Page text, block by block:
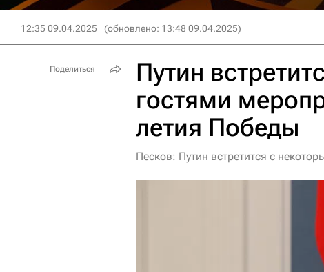
12:35 09.04.2025 (обновлено: 13:48 09.04.2025)
Путин
гостями
летия Победы
Песков: Путин встретится с
Поделиться